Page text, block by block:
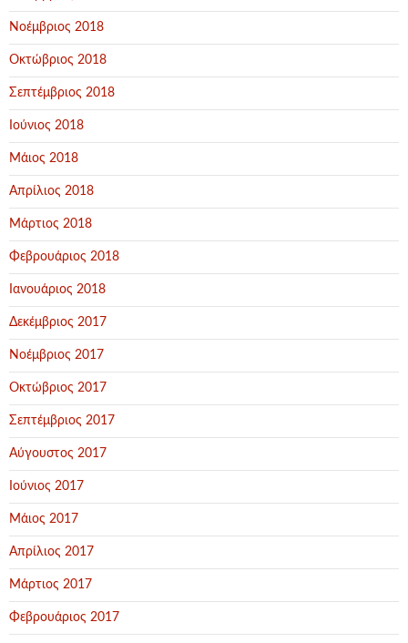
Νοέμβριος 2018
Οκτώβριος 2018
Σεπτέμβριος 2018
Ιούνιος 2018
Μάιος 2018
Απρίλιος 2018
Μάρτιος 2018
Φεβρουάριος 2018
Ιανουάριος 2018
Δεκέμβριος 2017
Νοέμβριος 2017
Οκτώβριος 2017
Σεπτέμβριος 2017
Αύγουστος 2017
Ιούνιος 2017
Μάιος 2017
Απρίλιος 2017
Μάρτιος 2017
Φεβρουάριος 2017